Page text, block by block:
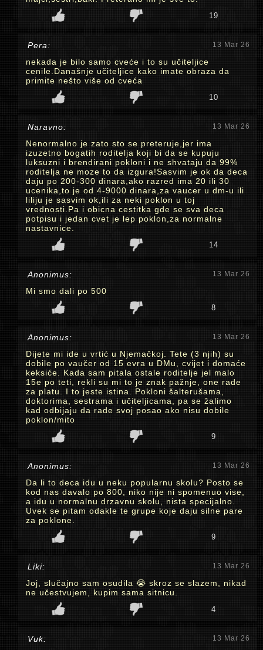
19
Pera: 13 Mar 26
nekada je bilo samo cveće i to su učiteljice
cenile.Današnje učiteljice kako imate obraza da
primite nešto više od cveća
10
Naravno: 13 Mar 26
Nenormalno je zato sto se preteruje,jer ima
izuzetno bogatih roditelja koji bi da se kupuju
luksuzni i brendirani pokloni i ne shvataju da 99%
roditelja ne moze to da izgura!Sasvim je ok da deca
daju po 200-300 dinara,ako razred ima 20 ili 30
ucenika,to je od 4-9000 dinara,za vaucer u dm-u ili
liliju je sasvim ok,ili za neki poklon u toj
vrednosti.Pa i obicna cestitka gde se sva deca
potpisu i jedan cvet je lep poklon,za normalne
nastavnice.
14
Anonimus: 13 Mar 26
Mi smo dali po 500
8
Anonimus: 13 Mar 26
Dijete mi ide u vrtić u Njemačkoj. Tete (3 njih) su
dobile po vaučer od 15 evra u DMu, cvijet i domaće
keksiće. Kada sam pitala ostale roditelje jel malo
15e po teti, rekli su mi to je znak pažnje, one rade
za platu. I to jeste istina. Pokloni šalterušama,
doktorima, sestrama i učiteljicama, pa se žalimo
kad odbijaju da rade svoj posao ako nisu dobile
poklon/mito
9
Anonimus: 13 Mar 26
Da li to deca idu u neku popularnu skolu? Posto se
kod nas davalo po 800, niko nije ni spomenuo vise,
a idu u normalnu drzavnu skolu, nista specijalno.
Uvek se pitam odakle te grupe koje daju silne pare
za poklone.
9
Liki: 13 Mar 26
Joj, slučajno sam osudila 😭 skroz se slazem, nikad
ne učestvujem, kupim sama sitnicu.
4
Vuk: 13 Mar 26